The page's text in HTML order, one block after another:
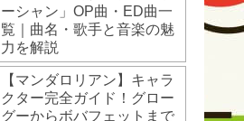
ーシャン」OP曲・ED曲一
覧｜曲名・歌手と音楽の魅
力を解説
【マンダロリアン】キャラ
クター完全ガイド！グロー
グーからボバフェットまで